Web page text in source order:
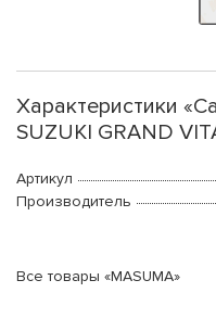
Характеристики
SUZUKI GRAND
Артикул
Производитель
Все товары «MASUMA»